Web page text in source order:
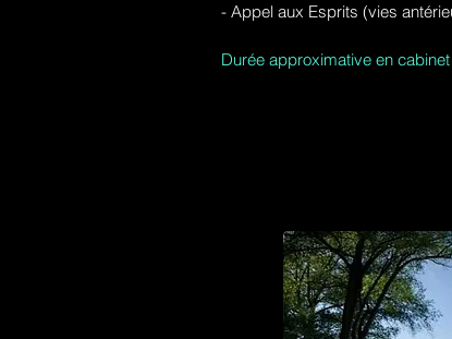
- Appel aux Esprits (vies
Durée approximative en